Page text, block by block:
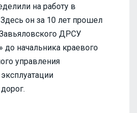
на работу в
он за 10 лет прошел
ДРСУ
до начальника краевого
управления